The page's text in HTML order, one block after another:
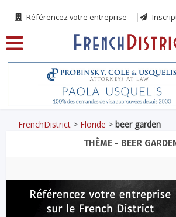
Référencez votre entreprise
FrenchDistrict > Floride >beer garden
THÈME - BEER